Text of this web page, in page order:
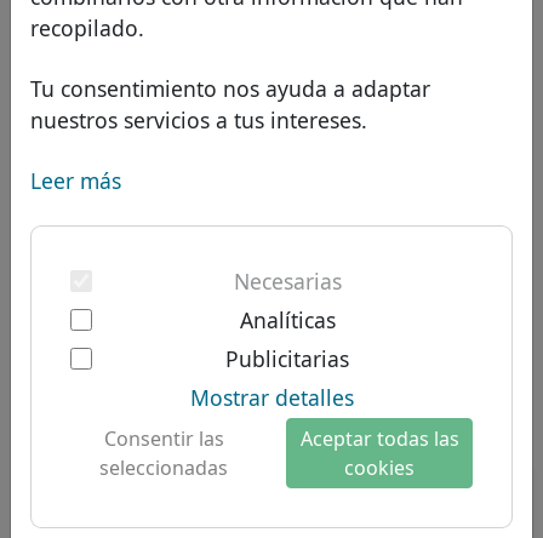
recopilado.
Tu consentimiento nos ayuda a adaptar
nuestros servicios a tus intereses.
Leer más
Necesarias
Analíticas
Publicitarias
Mostrar detalles
Consentir las
seleccionadas
Aceptar todas las
cookies
Dominios africanos
Dominios asiáticos
Dominios europeos
Dominios de Oriente Medio
Dominios norteamericanos
Dominios sudamericanos
Dominios australianos
Lista de precios
Descuentos
Transferir
Buscar
Servicios
Protección de ID
Alojamiento DNS
WHOIS
Autenticación de dos factores
Sobre Let's Domains
¿Por qué Let's Domains?
Protección de marca
Formularios de dominio
Contacto
Eesti
Dominio .联通 - Nuevos
¿Cómo registrar un dominio de
internet .联通?